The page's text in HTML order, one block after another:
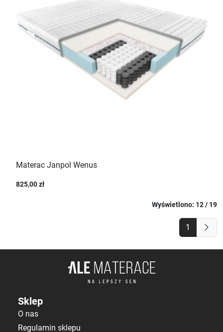
Materac Janpol Wenus
825,00 zł
Wyświetlono: 12 / 19
1
Sklep
O nas
Regulamin sklepu